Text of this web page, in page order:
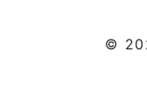
©